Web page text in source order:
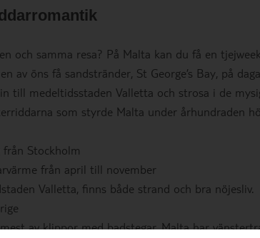
och samma resa? På Malta kan du få en
av öns få sandstränder, St George’s Bay, på
till medeltidsstaden Valletta och strosa i de
som styrde Malta under århundraden
Stockholm
från april till november
Valletta, finns både strand och bra nöjesliv.
av klippor med badstegar. Malta har